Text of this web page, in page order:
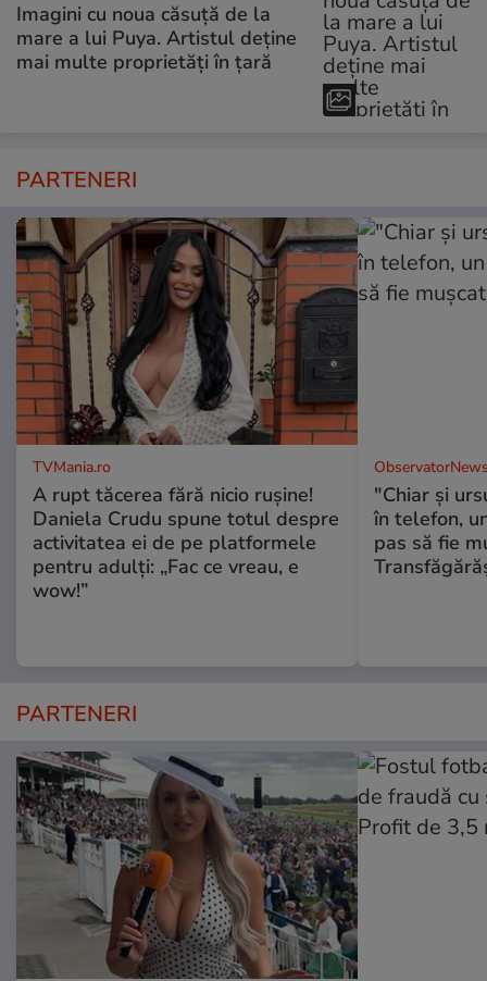
Imagini cu noua căsuță de la
mare a lui Puya. Artistul deține
mai multe proprietăți în țară
PARTENERI
TVMania.ro
A rupt tăcerea fără nicio rușine!
Daniela Crudu spune totul despre
activitatea ei de pe platformele
pentru adulți: „Fac ce vreau, e
wow!”
"Chiar și
în telefon,
pas să fie
PARTENERI